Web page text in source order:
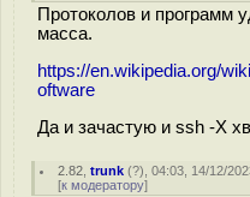
Протоколов и программ
масса.
https://en.wikipedia.org/
oftware
Да и зачастую и ssh -X
2.82 ,trunk (?), 04:03, 14/12/
[к модератору]